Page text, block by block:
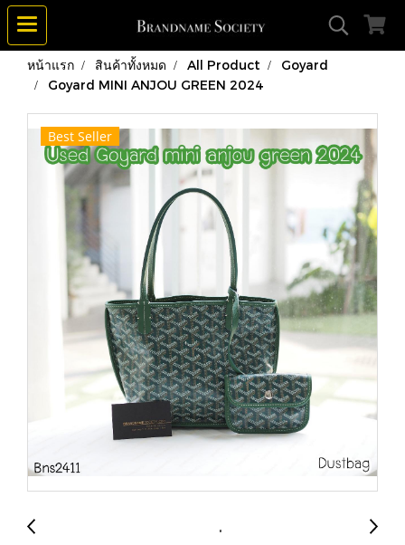
หน้าแรก สินค้าทั้งหมด All Product
Goyard
Goyard MINI ANJOU GREEN 2024
Best Seller